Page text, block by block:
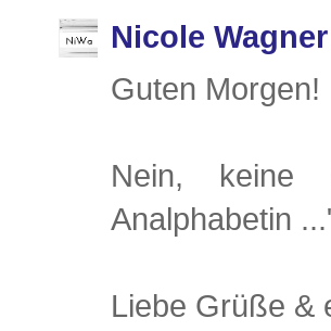
Nicole Wagner
Guten Morgen!
Nein, keine
Analphabetin
Liebe Grüße &